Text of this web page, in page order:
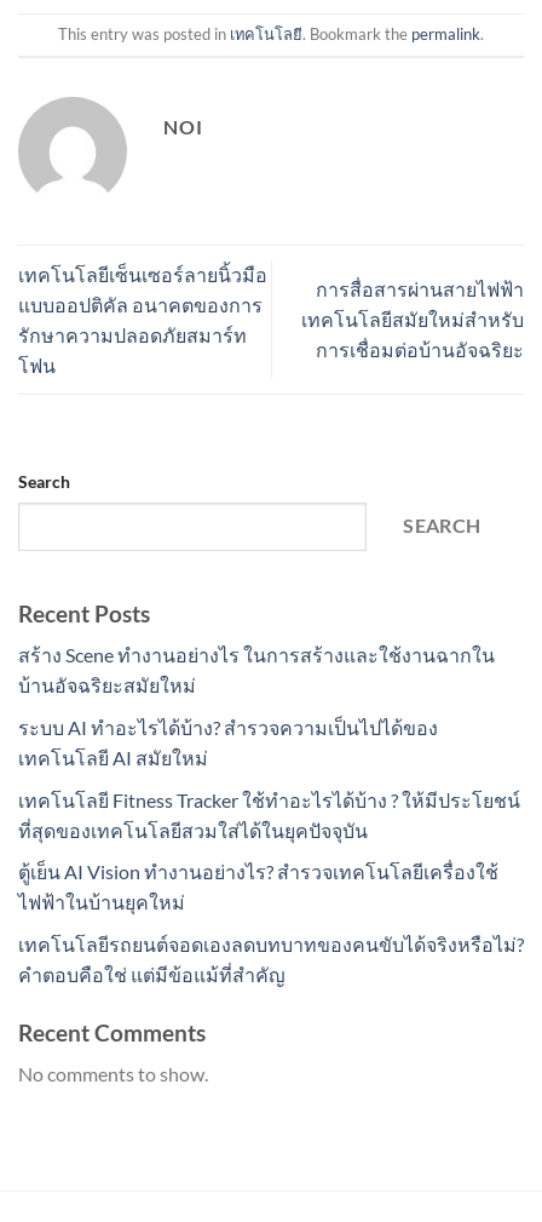
This entry was posted in เทคโนโลยี. Bookmark the permalink.
NOI
เทคโนโลยีเซ็นเซอร์ลายนิ้วมือ
แบบออปติคัล อนาคตของการ
รักษาความปลอดภัยสมาร์ท
โฟน
การสื่อสารผ่านสายไฟฟ้า
เทคโนโลยีสมัยใหม่สำหรับ
การเชื่อมต่อบ้านอัจฉริยะ
Search
SEARCH
Recent Posts
สร้าง Scene ทำงานอย่างไร ในการสร้างและใช้งานฉากใน
บ้านอัจฉริยะสมัยใหม่
ระบบ AI ทำอะไรได้บ้าง? สำรวจความเป็นไปได้ของ
เทคโนโลยี AI สมัยใหม่
เทคโนโลยี Fitness Tracker ใช้ทำอะไรได้บ้าง ? ให้มีประโยชน์
ที่สุดของเทคโนโลยีสวมใส่ได้ในยุคปัจจุบัน
ตู้เย็น AI Vision ทำงานอย่างไร? สำรวจเทคโนโลยีเครื่องใช้
ไฟฟ้าในบ้านยุคใหม่
เทคโนโลยีรถยนต์จอดเองลดบทบาทของคนขับได้จริงหรือไม่?
คำตอบคือใช่ แต่มีข้อแม้ที่สำคัญ
Recent Comments
No comments to show.